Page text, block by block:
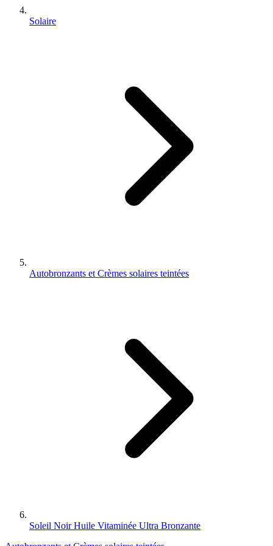
Solaire
Autobronzants et Crèmes solaires teintées
Soleil Noir Huile Vitaminée Ultra Bronzante